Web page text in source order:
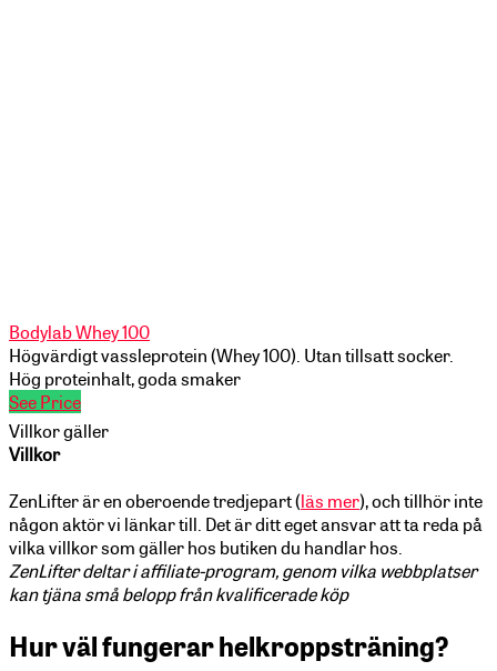
Bodylab Whey 100
Högvärdigt vassleprotein (Whey 100). Utan tillsatt socker.
Hög proteinhalt, goda smaker
See Price
Villkor gäller
Villkor
ZenLifter är en oberoende tredjepart (läs mer), och tillhör inte
någon aktör vi länkar till. Det är ditt eget ansvar att ta reda på
vilka villkor som gäller hos butiken du handlar hos.
ZenLifter deltar i affiliate-program, genom vilka webbplatser
kan tjäna små belopp från kvalificerade köp
Hur väl fungerar helkroppsträning?